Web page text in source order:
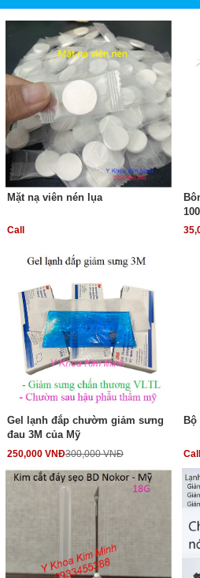
Mặt nạ viên nén lụa
Call
Gel lạnh đắp chườm giảm sưng
đau 3M của Mỹ
250,000 VNĐ300,000 VNĐ Call